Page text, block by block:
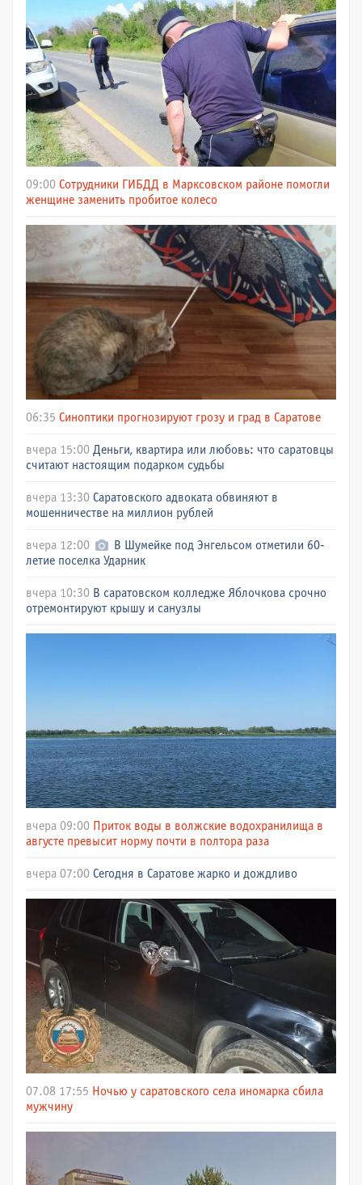
09:00 Сотрудники ГИБДД в Марксовском районе помогли
женщине заменить пробитое колесо
06:35 Синоптики прогнозируют грозу и град в Саратове
вчера 15:00 Деньги, квартира или любовь: что саратовцы
считают настоящим подарком судьбы
вчера 13:30 Саратовского адвоката обвиняют в
мошенничестве на миллион рублей
вчера 12:00
В Шумейке под Энгельсом отметили 60-
летие поселка Ударник
вчера 10:30 В саратовском колледже Яблочкова срочно
отремонтируют крышу и санузлы
вчера 09:00 Приток воды в волжские водохранилища в
августе превысит норму почти в полтора раза
вчера 07:00 Сегодня в Саратове жарко и дождливо
07.08 17:55 Ночью у саратовского села иномарка сбила
мужчину